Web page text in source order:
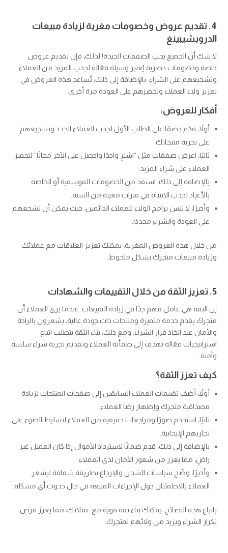
4. تقديم عروض وخصومات مغرية لزيادة مبيعات
الدروبشيبينغ
لا شك أن الجميع يحب الصفقات الجيدة! لذلك، فإن تقديم عروض
خاصة وخصومات حصرية يُعتبر وسيلة فعّالة لجذب المزيد من العملاء
وتشجيعهم على الشراء. بالإضافة إلى ذلك، تُساعد هذه العروض في
تعزيز ولاء العملاء وتحفيزهم على العودة مرة أخرى.
أفكار للعروض:
أولاً، قدّم خصمًا على الطلب الأول لجذب العملاء الجدد وتشجيعهم
على تجربة منتجاتك.
ثانيًا، اعرض صفقات مثل “اشترِ واحدًا واحصل على الآخر مجانًا” لتحفيز
العملاء على شراء المزيد.
بالإضافة إلى ذلك، استفد من الخصومات الموسمية أو الخاصة
بالأعياد لجذب الانتباه في فترات معينة من السنة.
وأخيرًا، لا تنسَ برامج الولاء للعملاء الدائمين، حيث يمكن أن تشجعهم
على العودة والشراء مجددًا.
من خلال هذه العروض المغرية، يمكنك تعزيز العلاقات مع عملائك
وزيادة مبيعات متجرك بشكل ملحوظ.
5. تعزيز الثقة من خلال التقييمات والشهادات
إن الثقة هي عامل مهم جدًا في زيادة المبيعات. عندما يرى العملاء أن
متجرك يقدم خدمة متميزة ومنتجات ذات جودة عالية، يشعرون بالراحة
والأمان عند اتخاذ قرار الشراء. ومع ذلك، بناء الثقة يتطلب اتباع
استراتيجيات فعّالة تهدف إلى طمأنة العملاء وتقديم تجربة شراء سلسة
وآمنة.
كيف تعزز الثقة؟
أولاً، أضف تقييمات العملاء السابقين إلى صفحات المنتجات لزيادة
مصداقية متجرك وإظهار رضا العملاء.
ثانيًا، استخدم صورًا ومراجعات حقيقية من العملاء لتسليط الضوء على
تجاربهم الإيجابية.
بالإضافة إلى ذلك، قدم ضمانًا لاسترداد الأموال إذا كان العميل غير
راضٍ، مما يعزز من شعور الأمان لدى العملاء.
وأخيرًا، وضّح سياسات الشحن والإرجاع بطريقة شفافة ليشعر
العملاء بالاطمئنان حول الإجراءات المتبعة في حال حدوث أي مشكلة.
باتباع هذه النصائح، يمكنك بناء ثقة قوية مع عملائك، مما يعزز فرص
تكرار الشراء ويزيد من ولائهم لمتجرك.